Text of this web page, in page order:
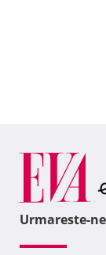
Urmareste-